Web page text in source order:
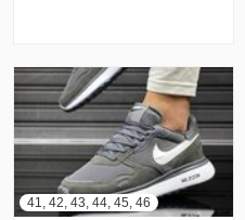
41, 42, 43, 44, 45, 46